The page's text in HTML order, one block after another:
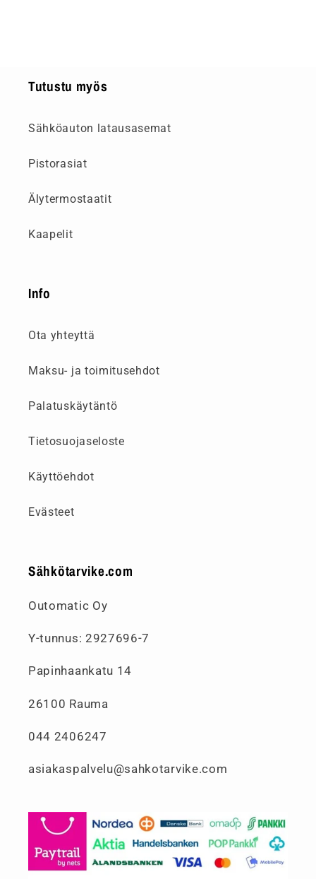
Tutustu myös
Sähköauton latausasemat
Pistorasiat
Älytermostaatit
Kaapelit
Info
Ota yhteyttä
Maksu- ja toimitusehdot
Palatuskäytäntö
Tietosuojaseloste
Käyttöehdot
Evästeet
Sähkötarvike.com
Outomatic Oy
Y-tunnus: 2927696-7
Papinhaankatu 14
26100 Rauma
044 2406247
asiakaspalvelu@sahkotarvike.com